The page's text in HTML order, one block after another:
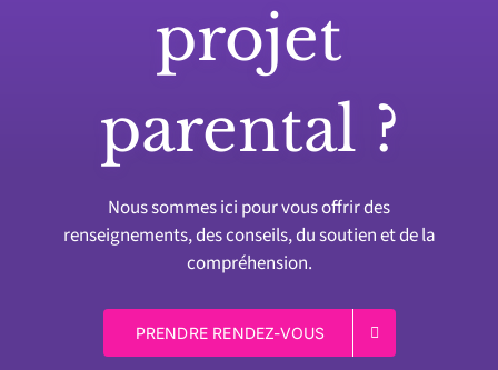
projet
parental ?
Nous sommes ici pour vous offrir des
renseignements, des conseils, du soutien et de la
compréhension.
PRENDRE RENDEZ-VOUS